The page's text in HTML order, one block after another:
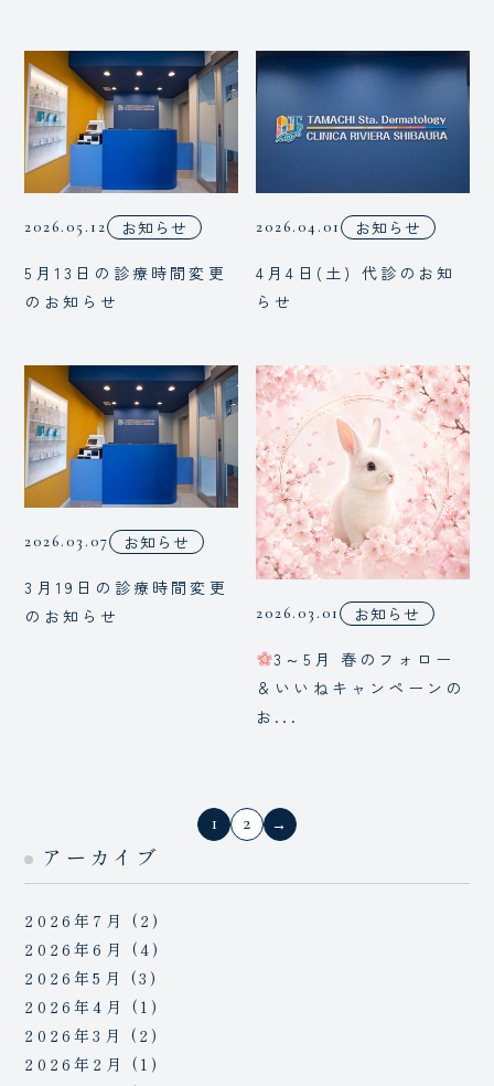
2026.05.12 お知らせ
5月13日の診療時間変更
のお知らせ
2026.04.01 お知らせ
4月4日(土) 代診のお知
らせ
2026.03.07 お知らせ
3月19日の診療時間変更
のお知らせ
2026.03.01 お知らせ
3～5月 春のフォロー
＆いいねキャンペーンの
お...
稿
の
ペ
ー
1 2 →
アーカイブ
2026年7月 (2)
2026年6月 (4)
2026年5月 (3)
2026年4月 (1)
2026年3月 (2)
2026年2月 (1)